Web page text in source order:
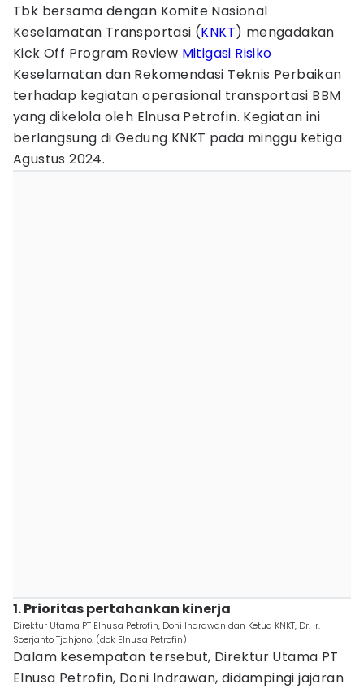
Tbk bersama dengan Komite Nasional
Keselamatan Transportasi (KNKT) mengadakan
Kick Off Program Review Mitigasi Risiko
Keselamatan dan Rekomendasi Teknis Perbaikan
terhadap kegiatan operasional transportasi BBM
yang dikelola oleh Elnusa Petrofin. Kegiatan ini
berlangsung di Gedung KNKT pada minggu ketiga
Agustus 2024.
1. Prioritas pertahankan kinerja
Direktur Utama PT Elnusa Petrofin, Doni Indrawan dan Ketua KNKT, Dr. Ir.
Soerjanto Tjahjono. (dok Elnusa Petrofin)
Dalam kesempatan tersebut, Direktur Utama PT
Elnusa Petrofin, Doni Indrawan, didampingi jajaran